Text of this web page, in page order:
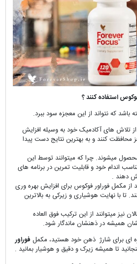
استفاده کنند ؟
که نتواند از این معجزه سود ببرد.
از تلاش های آکادمیک خود به وسیله افزایش
محافظت کنند و به بهترین نتایج دست پیدا
میشوند. چرا که میتوانند توسط این
اندام خود و قابلیت تمرین در برنامه های
دهند .
از مکمل فوراور فوکوس برای افزایش بهره وری
تا با نهایت هوشیاری و زیرکی به بالاترین
نیز میتوانند از این ترکیب فوق العاده
همیشه در ذهنشان ماندگار شود.
ای برای شارژ ذهن خود هستید، مکمل فوراور
تا همیشه زیرک و دقیق و هوشیار بمانید .